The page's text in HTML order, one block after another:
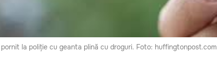
la poliție cu geanta plină cu droguri. Foto: huffingtonpost.com